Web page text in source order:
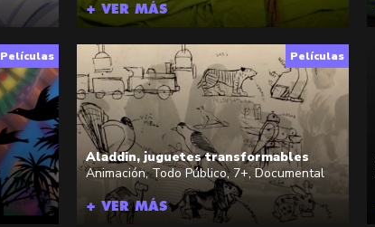
+ VER MÁS
Películas Películas
Aladdin, juguetes transformables
Animación,Todo Público, 7+,Documental
+ VER MÁS